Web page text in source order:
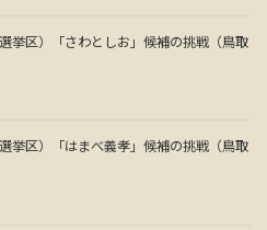
挙区）「さわとしお」候補の挑戦（鳥取
挙区）「はまべ義孝」候補の挑戦（鳥取